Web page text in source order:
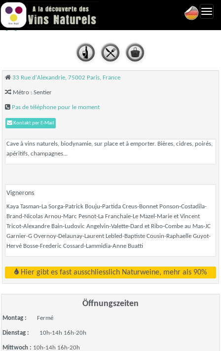
La Cave du Sentier - Paris
33 Rue d'Alexandrie, 75002 Paris, France
Métro : Sentier
Pas de téléphone pour le moment
Kontakt per E-Mail
Cave à vins naturels, biodynamie, sur place et à emporter. Bières, cidres, poirés,
apéritifs, champagnes...
Vignerons
Kaya Tasman-La Sorga-Patrick Bouju-Partida Creus-Bonnet Ponson-Costadila-
Brand-Nicolas Arnou-Marc Pesnot-La Franchaie-Le Mazel-Marie et Vincent
Tricot-Alexandre Bain-Ludovic Angelvin-Valette-Dard et Ribo-Combe au Mas-JC
Garnier-G Overnoy-Delaunay-Laurent Lebled-Baptiste Cousin-Raphaelle Guyot-
Hervé Bosse-Frederic Cossard-Lammidia-Anne Buatti
Hier gibt es fast ausschliesslich Naturweine, mehr als 90%
Öffnungszeiten
Montag : Fermé
Dienstag : 10h-14h 16h-20h
Mittwoch : 10h-14h 16h-20h